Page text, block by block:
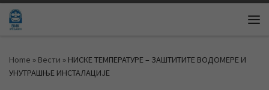
Skip to content
Home » Вести » НИСКЕ ТЕМПЕРАТУРЕ – ЗАШТИТИТЕ ВОДОМЕРЕ И
УНУТРАШЊЕ ИНСТАЛАЦИЈЕ